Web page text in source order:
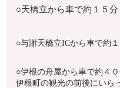
○天橋立から車で約１５分
○与謝天橋立ICから車で約
○伊根の舟屋から車で約４
伊根町の観光の前後にいら